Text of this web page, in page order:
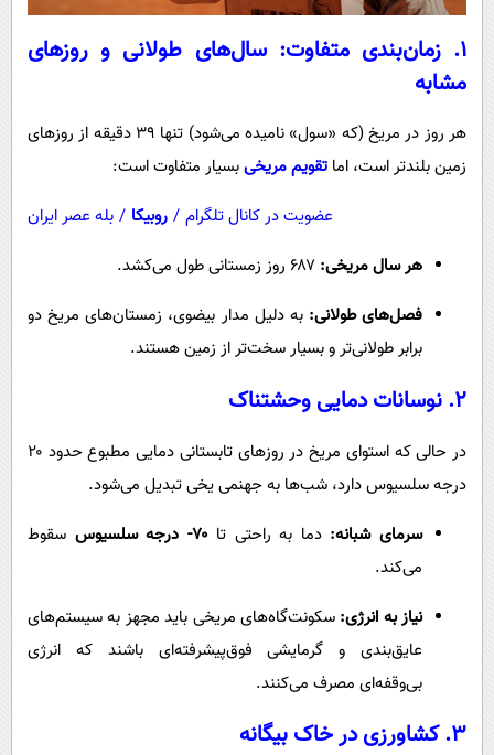
۱. زمان‌بندی متفاوت: سال‌های طولانی و روزهای
مشابه
هر روز در مریخ (که «سول» نامیده می‌شود) تنها ۳۹ دقیقه از روزهای
زمین بلندتر است، اما تقویم مریخیبسیار متفاوت است:
عضویت در کانال تلگرام / روبیکا / بله عصر ایران
هر سال مریخی:
فصل‌های طولانی: به دلیل مدار بیضوی، زمستان‌های مریخ دو
برابر طولانی‌تر و بسیار سخت‌تر از زمین هستند.
۲. نوسانات دمایی وحشتناک
در حالی که استوای مریخ در روزهای تابستانی دمایی مطبوع حدود ۲۰
درجه سلسیوس دارد، شب‌ها به جهنمی یخی تبدیل می‌شود.
سرمای شبانه: دما به راحتی تا۷۰- درجه سلسیوس
سقوط
می‌کند.
نیاز به انرژی: سکونت‌گاه‌های مریخی باید مجهز به سیستم‌های
عایق‌بندی و گرمایشی فوق‌پیشرفته‌ای باشند که انرژی
بی‌وقفه‌ای مصرف می‌کنند.
۳. کشاورزی در خاک بیگانه